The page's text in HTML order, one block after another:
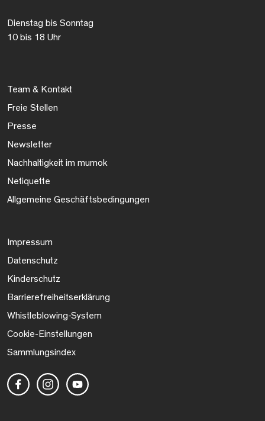
Dienstag bis Sonntag
10 bis 18 Uhr
Team & Kontakt
Freie Stellen
Presse
Newsletter
Nachhaltigkeit im mumok
Netiquette
Allgemeine Geschäftsbedingungen
Impressum
Datenschutz
Kinderschutz
Barrierefreiheitserklärung
Whistleblowing-System
Cookie-Einstellungen
Sammlungsindex